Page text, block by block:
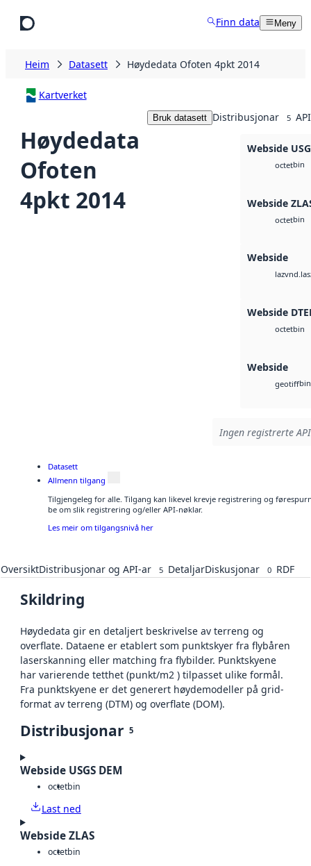
Finn data Meny
Heim Datasett Høydedata Ofoten 4pkt 2014
Kartverket
Høydedata
Ofoten
4pkt 2014
Bruk datasett Distribusjonar 5
Webside
octetbin
Webside
octetbin
Webside
laz
Webside
octetbin
Webside
geotiffbin
Ingen registrerte
Datasett
Allmenn tilgang
Tilgjengeleg for alle. Tilgang kan likevel krevje registrering og
be om slik registrering og/eller API-nøklar.
Les meir om tilgangsnivå her
OversiktDistribusjonar og API-ar 5 DetaljarDiskusjonar 0 RDF
Skildring
Høydedata gir en detaljert beskrivelse av terreng og
overflate. Dataene er etablert som punktskyer fra flybåren
laserskanning eller matching fra flybilder. Punktskyene
har varierende tetthet (punkt/m2 ) tilpasset ulike formål.
Fra punktskyene er det generert høydemodeller på grid-
format av terreng (DTM) og overflate (DOM).
Distribusjonar 5
Webside USGS DEM
octetbin
Last ned
Webside ZLAS
octetbin